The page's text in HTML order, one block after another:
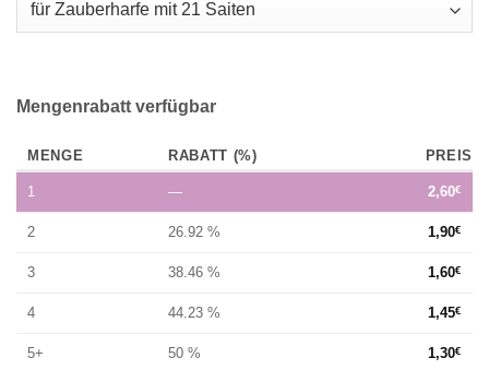
Mengenrabatt verfügbar
MENGE RABATT (%) PREIS
1 — 2,60€
2 26.92 % 1,90€
3 38.46 % 1,60€
4 44.23 % 1,45€
5+ 50 % 1,30€